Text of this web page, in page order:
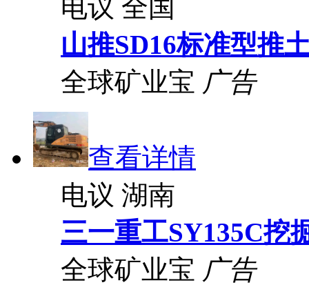
电议 全国
山推SD16标准型推
全球矿业宝 广告
查看详情
电议 湖南
三一重工SY135C挖
全球矿业宝 广告